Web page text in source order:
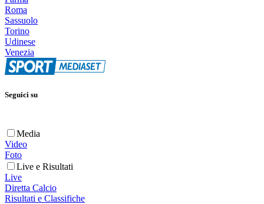
Roma
Sassuolo
Torino
Udinese
Venezia
Seguici su
Media
Video
Foto
Live e Risultati
Live
Diretta Calcio
Risultati e Classifiche